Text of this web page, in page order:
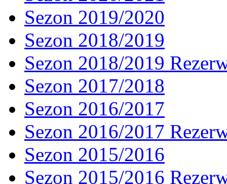
Sezon 2019/2020
Sezon 2018/2019
Sezon 2018/2019
Sezon 2017/2018
Sezon 2016/2017
Sezon 2016/2017
Sezon 2015/2016
Sezon 2015/2016